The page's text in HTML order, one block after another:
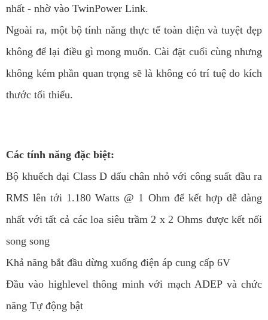
nhất - nhờ vào TwinPower Link.
Ngoài ra, một bộ tính năng thực tế toàn diện và tuyệt đẹp
không để lại điều gì mong muốn. Cài đặt cuối cùng nhưng
không kém phần quan trọng sẽ là không có trí tuệ do kích
thước tối thiểu.
Các tính năng đặc biệt:
Bộ khuếch đại Class D dấu chân nhỏ với công suất đầu ra
RMS lên tới 1.180 Watts @ 1 Ohm để kết hợp dễ dàng
nhất với tất cả các loa siêu trầm 2 x 2 Ohms được kết nối
song song
Khả năng bắt đầu dừng xuống điện áp cung cấp 6V
Đầu vào highlevel thông minh với mạch ADEP và chức
năng Tự động bật